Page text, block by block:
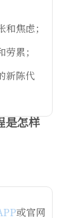
焦虑；
累；
新陈代
是怎样
或官网